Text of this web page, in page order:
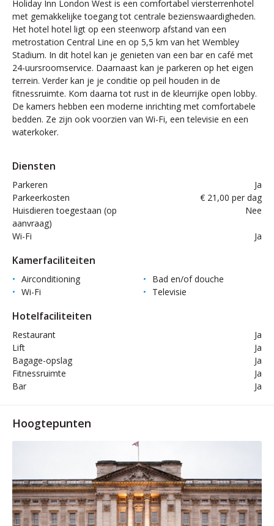
Holiday Inn London West is een comfortabel viersterrenhotel
met gemakkelijke toegang tot centrale bezienswaardigheden.
Het hotel hotel ligt op een steenworp afstand van een
metrostation Central Line en op 5,5 km van het Wembley
Stadium. In dit hotel kan je genieten van een bar en café met
24-uursroomservice. Daarnaast kan je parkeren op het eigen
terrein. Verder kan je je conditie op peil houden in de
fitnessruimte. Kom daarna tot rust in de kleurrijke open lobby.
De kamers hebben een moderne inrichting met comfortabele
bedden. Ze zijn ook voorzien van Wi-Fi, een televisie en een
waterkoker.
Diensten
Parkeren
Ja
Parkeerkosten
€ 21,00 per dag
Huisdieren toegestaan (op
aanvraag)
Nee
Wi-Fi Ja
Kamerfaciliteiten
Airconditioning
Bad en/of douche
Wi-Fi
Televisie
Hotelfaciliteiten
Restaurant
Ja
Lift
Ja
Bagage-opslag
Ja
Fitnessruimte
Ja
Bar
Ja
Hoogtepunten